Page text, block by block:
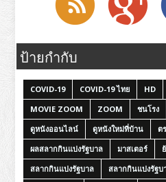
ป้ายกำกับ
COVID-19 COVID-19 ไทย HD
MOVIE ZOOM
ZOOM ชนโรง
ดูหนังออนไลน์
ดูหนังใหม่ที่บ้าน ต
ผลสลากกินแบ่งรัฐบาล
มาสเตอร์
สลากกินแบ่งรัฐบาล
สลากกินแบ่งรัฐบ